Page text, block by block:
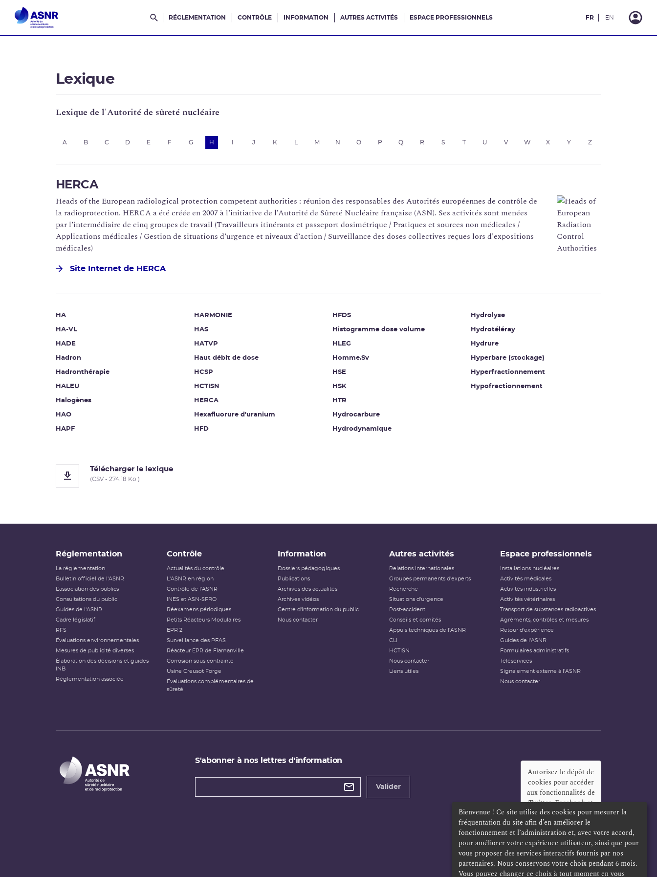
Rechercher dans le site
RÉGLEMENTATION CONTRÔLE INFORMATION AUTRES ACTIVITÉS ESPACE PROFESSIONNELS FR EN
Lexique
Lexique de l'Autorité de sûreté nucléaire
A B C D E F G H J K M N O P Q R S T U V W X Y Z
HERCA
Heads of the European radiological protection competent authorities : réunion des responsables des Autorités européennes de contrôle de
la radioprotection. HERCA a été créée en 2007 à l’initiative de l’Autorité de Sûreté Nucléaire française (ASN). Ses activités sont menées
par l’intermédiaire de cinq groupes de travail (Travailleurs itinérants et passeport dosimétrique / Pratiques et sources non médicales /
Applications médicales / Gestion de situations d’urgence et niveaux d’action / Surveillance des doses collectives reçues lors d'expositions
médicales)
Site Internet de HERCA
HA
HA-VL
HADE
Hadron
Hadronthérapie
HALEU
Halogènes
HAO
HAPF
HARMONIE
HAS
HATVP
Haut débit de dose
HCSP
HCTISN
HERCA
Hexafluorure d'uranium
HFD
HFDS
Histogramme dose volume
HLEG
Homme.Sv
HSE
HSK
HTR
Hydrocarbure
Hydrodynamique
Hydrolyse
Hydrotéléray
Hydrure
Hyperbare (stockage)
Hyperfractionnement
Hypofractionnement
Télécharger le lexique
(CSV - 274.18 Ko )
Réglementation
La réglementation
Bulletin officiel de l'ASNR
L’association des publics
Consultations du public
Guides de l'ASNR
Cadre législatif
RFS
Évaluations environnementales
Mesures de publicité diverses
Élaboration des décisions et guides
INB
Réglementation associée
Contrôle
Actualités du contrôle
L'ASNR en région
Contrôle de l'ASNR
INES et ASN-SFRO
Réexamens périodiques
Petits Réacteurs Modulaires
EPR 2
Surveillance des PFAS
Réacteur EPR de Flamanville
Corrosion sous contrainte
Usine Creusot Forge
Évaluations complémentaires de
sûreté
Information
Dossiers pédagogiques
Publications
Archives des actualités
Archives vidéos
Centre d'information du public
Nous contacter
Autres activités
Relations internationales
Groupes permanents d'experts
Recherche
Situations d'urgence
Post-accident
Conseils et comités
Appuis techniques de l'ASNR
CLI
HCTISN
Nous contacter
Liens utiles
Espace professionnels
Installations nucléaires
Activités médicales
Activités industrielles
Activités vétérinaires
Transport de substances radioactives
Agréments, contrôles et mesures
Retour d'expérience
Guides de l'ASNR
Formulaires administratifs
Téléservices
Signalement externe à l'ASNR
Nous contacter
S'abonner à nos lettres d'information
Valider
Autorisez le dépôt de
cookies pour accéder
aux fonctionnalités de
Twitter, Facebook et
LinkedIn?
Oui
Toujours
Bienvenue ! Ce site utilise des cookies pour mesurer la
fréquentation du site afin d’en améliorer le
fonctionnement et l’administration et, avec votre accord,
pour améliorer votre expérience utilisateur, ainsi que pour
vous proposer des services interactifs fournis par nos
partenaires. Nous conservons votre choix pendant 6 mois.
Vous pouvez changer ce choix à tout moment en vous